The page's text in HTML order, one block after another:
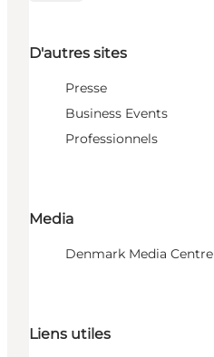
D'autres sites
Presse
Business Events
Professionnels
Media
Denmark Media Centre
Liens utiles